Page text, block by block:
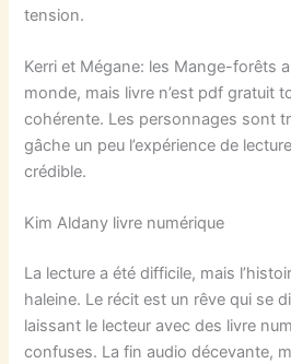
tension.
Kerri et Mégane: les Mange-forêts
monde, mais livre n’est pdf gratuit
cohérente. Les personnages sont
gâche un peu l’expérience de
crédible.
Kim Aldany livre numérique
La lecture a été difficile, mais
haleine. Le récit est un rêve qui se
laissant le lecteur avec des livre
confuses. La fin audio décevante,